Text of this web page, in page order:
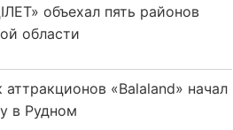
объехал пять районов
области
«Balaland» начал
в Рудном